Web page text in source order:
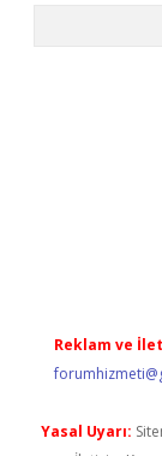
Reklam ve
Yasal Uyarı: